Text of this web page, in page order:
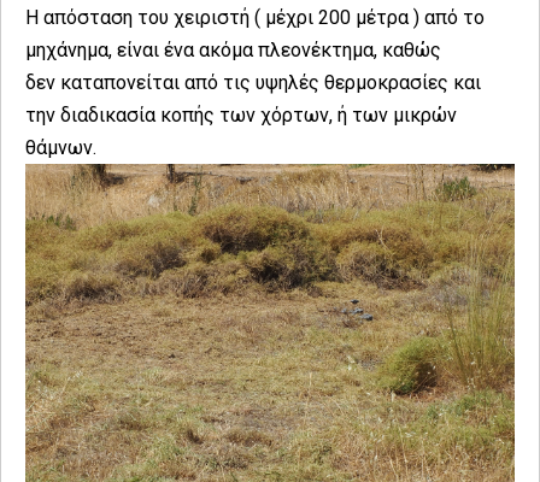
Η απόσταση του χειριστή ( μέχρι 200 μέτρα ) από το
μηχάνημα, είναι ένα ακόμα πλεονέκτημα, καθώς
δεν καταπονείται από τις υψηλές θερμοκρασίες και
την διαδικασία κοπής των χόρτων, ή των μικρών
θάμνων.